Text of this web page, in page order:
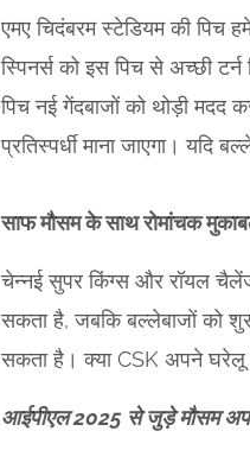
एमए चिदंबरम स्टेडियम की पिच
स्पिनर्स को इस पिच से अच्छी
पिच नई गेंदबाजों को थोड़ी मदद
प्रतिस्पर्धी माना जाएगा।
साफ मौसम के साथ रोमांचक
चेन्नई सुपर किंग्स और रॉयल
सकता है, जबकि बल्लेबाजों को
सकता है। क्या CSK अपने घरेलू
आईपीएल 2025 से जुड़े मौसम